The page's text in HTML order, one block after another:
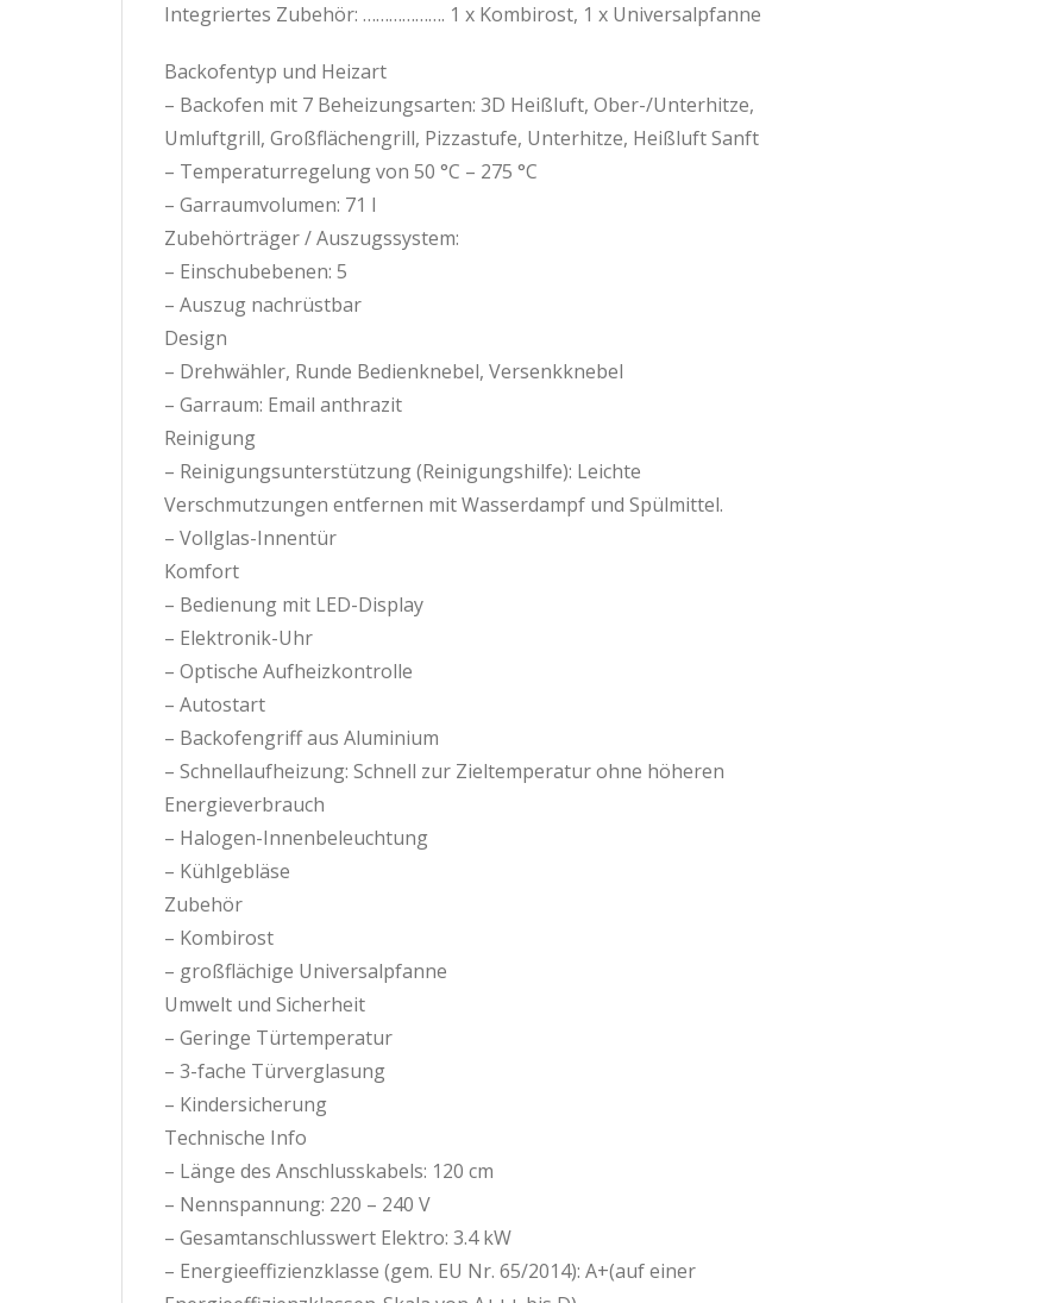
Integriertes Zubehör: ………………. 1 x Kombirost, 1 x Universalpfanne
Backofentyp und Heizart
– Backofen mit 7 Beheizungsarten: 3D Heißluft, Ober-/Unterhitze,
Umluftgrill, Großflächengrill, Pizzastufe, Unterhitze, Heißluft Sanft
– Temperaturregelung von 50 °C – 275 °C
– Garraumvolumen: 71 l
Zubehörträger / Auszugssystem:
– Einschubebenen: 5
– Auszug nachrüstbar
Design
– Drehwähler, Runde Bedienknebel, Versenkknebel
– Garraum: Email anthrazit
Reinigung
– Reinigungsunterstützung (Reinigungshilfe): Leichte
Verschmutzungen entfernen mit Wasserdampf und Spülmittel.
– Vollglas-Innentür
Komfort
– Bedienung mit LED-Display
– Elektronik-Uhr
– Optische Aufheizkontrolle
– Autostart
– Backofengriff aus Aluminium
– Schnellaufheizung: Schnell zur Zieltemperatur ohne höheren
Energieverbrauch
– Halogen-Innenbeleuchtung
– Kühlgebläse
Zubehör
– Kombirost
– großflächige Universalpfanne
Umwelt und Sicherheit
– Geringe Türtemperatur
– 3-fache Türverglasung
– Kindersicherung
Technische Info
– Länge des Anschlusskabels: 120 cm
– Nennspannung: 220 – 240 V
– Gesamtanschlusswert Elektro: 3.4 kW
– Energieeffizienzklasse (gem. EU Nr. 65/2014): A+(auf einer